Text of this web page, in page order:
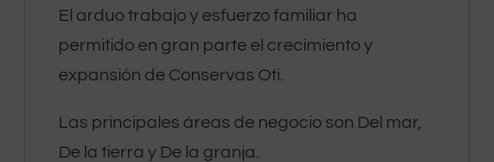
El arduo trabajo y esfuerzo familiar ha
permitido en gran parte el crecimiento y
expansión de Conservas Oti.
Las principales áreas de negocio son Del mar,
De la tierra y De la granja.